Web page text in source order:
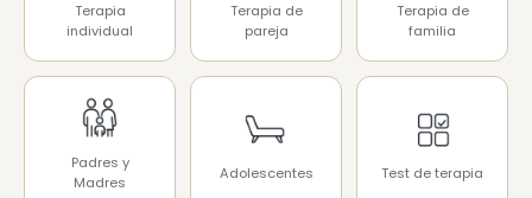
Terapia
individual
Terapia de
pareja
Terapia de
familia
Padres y
Madres
Adolescentes Test de terapia